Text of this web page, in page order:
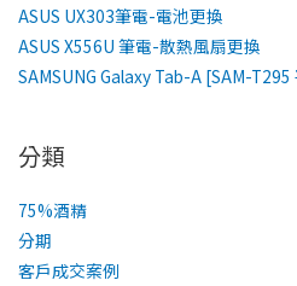
ASUS UX303筆電-電池更換
ASUS X556U 筆電-散熱風扇更換
SAMSUNG Galaxy Tab-A [SAM-T295
分類
75%酒精
分期
客戶成交案例